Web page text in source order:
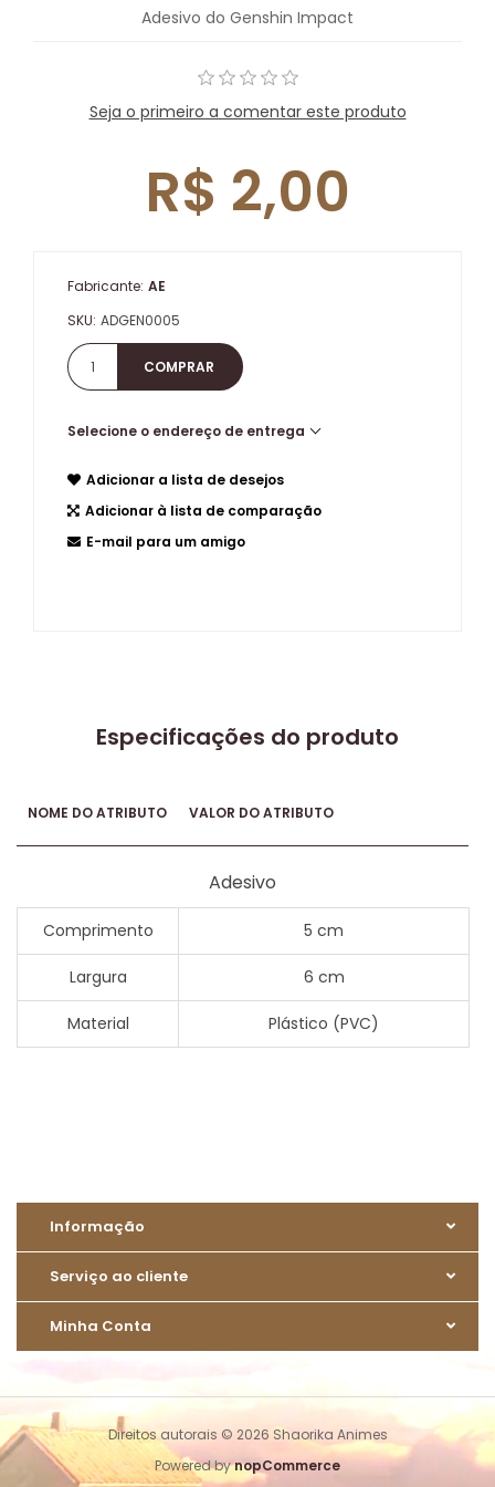
Adesivo do Genshin Impact
Seja o primeiro a comentar este produto
R$ 2,00
Fabricante: AE
SKU: ADGEN0005
Selecione o endereço de entrega
Adicionar a lista de desejos
Adicionar à lista de comparação
E-mail para um amigo
Especificações do produto
NOME DO ATRIBUTO VALOR DO ATRIBUTO
Adesivo
Comprimento 5 cm
Largura 6 cm
Material Plástico (PVC)
Informação
Serviço ao cliente
Minha Conta
Direitos autorais © 2026 Shaorika Animes
Powered bynopCommerce